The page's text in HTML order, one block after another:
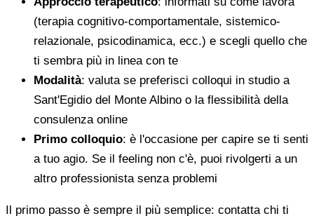
(terapia cognitivo-comportamentale, sistemico-
relazionale, psicodinamica, ecc.) e scegli quello che
ti sembra più in linea con te
Modalità: valuta se preferisci colloqui in studio a
Sant'Egidio del Monte Albino o la flessibilità della
consulenza online
Primo colloquio: è l'occasione per capire se ti senti
a tuo agio. Se il feeling non c'è, puoi rivolgerti a un
altro professionista senza problemi
Il primo passo è sempre il più semplice: contatta chi ti